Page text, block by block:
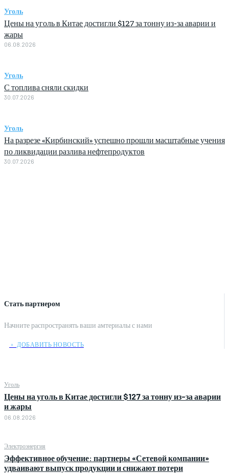
Стать партнером
Начните распространять ваши амтериалы с нами
﹢ ДОБАВИТЬ НОВОСТЬ
Уголь
Цены на уголь в Китае достигли $127 за тонну из-за аварии
и жары
06.08.2026
Электроэнергия
Эффективное обучение: партнеры «Сетевой компании»
удваивают выпуск продукции и снижают потери
Уголь
Цены на уголь в Китае достигли $127 за тонну из-за аварии и
жары
06.08.2026
Уголь
С топлива сняли скидки
30.07.2026
Уголь
На разрезе «Кирбинский» успешно прошли масштабные учения
по ликвидации разлива нефтепродуктов
30.07.2026